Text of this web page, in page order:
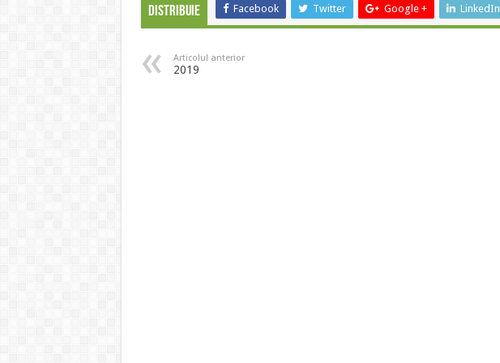
Distribuie Facebook Twitter Google + LinkedIn
Articolul anterior
2019